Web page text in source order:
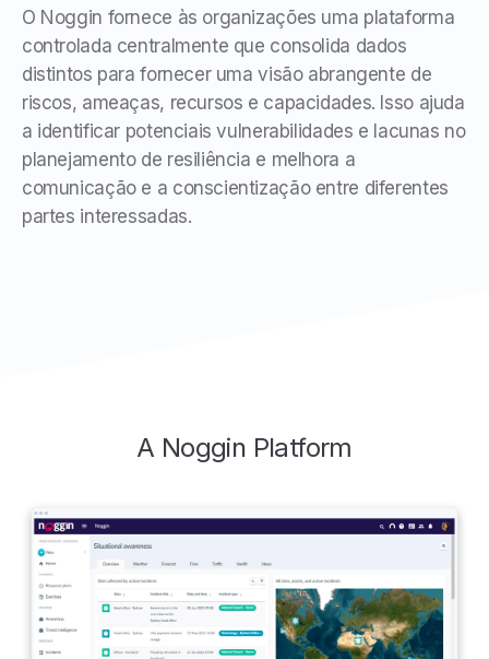
O Noggin fornece às organizações uma plataforma
controlada centralmente que consolida dados
distintos para fornecer uma visão abrangente de
riscos, ameaças, recursos e capacidades. Isso ajuda
a identificar potenciais vulnerabilidades e lacunas no
planejamento de resiliência e melhora a
comunicação e a conscientização entre diferentes
partes interessadas.
A Noggin Platform